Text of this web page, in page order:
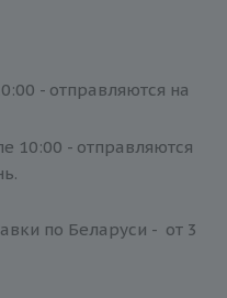
- отправляются на
10:00 - отправляются
по Беларуси - от 3